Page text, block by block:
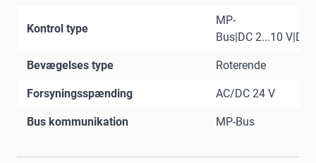
Kontrol type
MP-
Bus|DC 2...10 V|DC
Bevægelses type Roterende
Forsyningsspænding AC/DC 24 V
Bus kommunikation MP-Bus